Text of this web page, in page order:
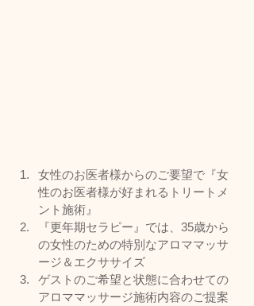
女性のお医者様からのご要望で『女
性のお医者様が好まれるトリートメ
ント施術』
『更年期セラピー』では、35歳から
の女性のための特別なアロママッサ
ージ＆エクササイズ
ゲストのご希望と状態に合わせての
アロママッサージ施術内容のご提案